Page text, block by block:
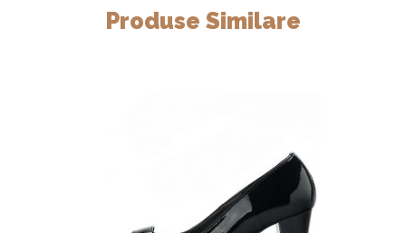
Produse Similare